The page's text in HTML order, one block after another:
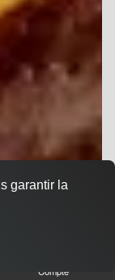
Compte
garantir la